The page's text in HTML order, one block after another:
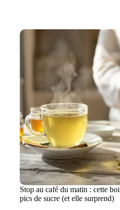
Stop au café du matin : cette
pics de sucre (et elle surprend)